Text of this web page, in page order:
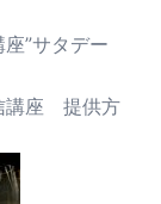
”サタデー
講座 提供方